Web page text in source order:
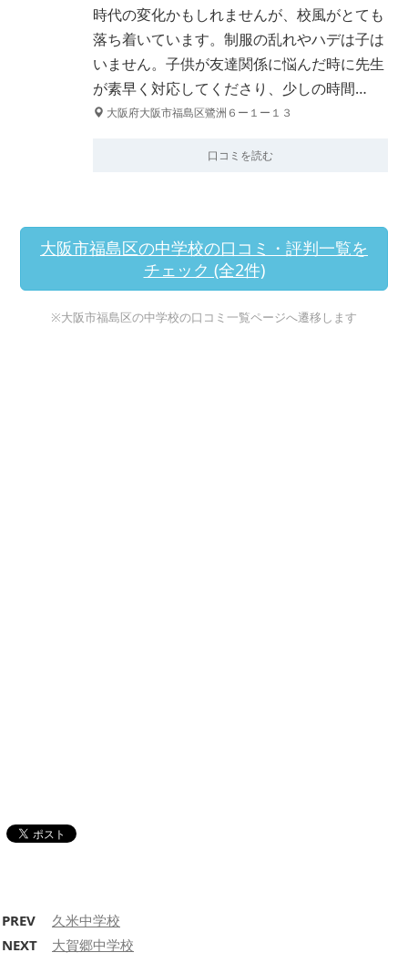
時代の変化かもしれませんが、校風がとても
落ち着いています。制服の乱れやハデは子は
いません。子供が友達関係に悩んだ時に先生
が素早く対応してくださり、少しの時間…
大阪府大阪市福島区鷺洲６ー１ー１３
口コミを読む
大阪市福島区の中学校の口コミ・評判一覧を
チェック (全2件)
※大阪市福島区の中学校の口コミ一覧ページへ遷移します
PREV
久米中学校
NEXT
大賀郷中学校